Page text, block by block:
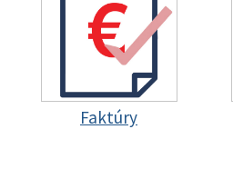
Faktúry